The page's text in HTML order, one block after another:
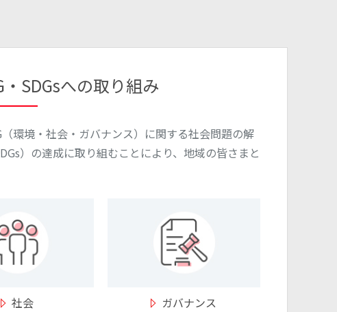
SDGsへの取り組み
環境・社会・ガバナンス）に関する社会問題の解
）の達成に取り組むことにより、地域の皆さまと
社会 ガバナンス